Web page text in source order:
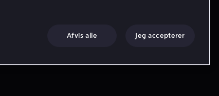
Afvis alle Jeg accepterer